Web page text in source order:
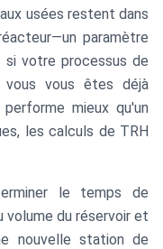
usées restent dans
paramètre
votre processus de
vous vous êtes déjà
mieux qu'un
les calculs de TRH
le temps de
du réservoir et
nouvelle station de